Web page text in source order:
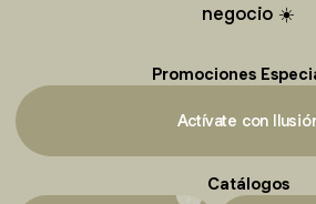
negocio ☀️
Promociones
Actívate con
Catálogos